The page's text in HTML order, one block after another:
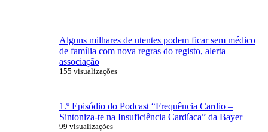
Alguns milhares de utentes podem ficar sem médico
de família com nova regras do registo, alerta
associação
155 visualizações
1.º Episódio do Podcast “Frequência Cardio –
Sintoniza-te na Insuficiência Cardíaca” da Bayer
99 visualizações